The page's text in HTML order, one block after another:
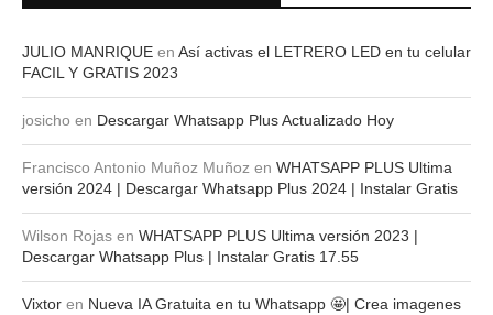
JULIO MANRIQUE en Así activas el LETRERO LED en tu celular
FACIL Y GRATIS 2023
josicho en Descargar Whatsapp Plus Actualizado Hoy
Francisco Antonio Muñoz Muñoz en WHATSAPP PLUS Ultima
versión 2024 | Descargar Whatsapp Plus 2024 | Instalar Gratis
Wilson Rojas en WHATSAPP PLUS Ultima versión 2023 |
Descargar Whatsapp Plus | Instalar Gratis 17.55
Vixtor en Nueva IA Gratuita en tu Whatsapp 🤩| Crea imagenes